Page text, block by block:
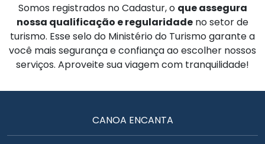
Somos registrados no Cadastur, o que assegura
nossa qualificação e regularidade no setor de
turismo. Esse selo do Ministério do Turismo garante a
você mais segurança e confiança ao escolher nossos
serviços. Aproveite sua viagem com tranquilidade!
CANOA ENCANTA